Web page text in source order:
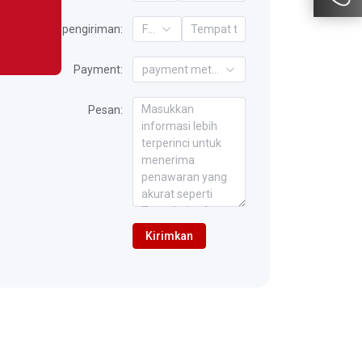
Ketentuan pengiriman:
Payment:
Pesan:
Kirimkan